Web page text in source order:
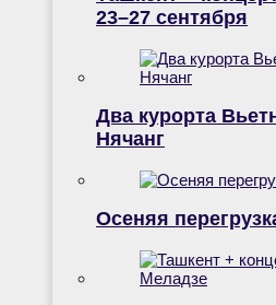
23–27 сентября
Два курорта
Нячанг
Осеняя